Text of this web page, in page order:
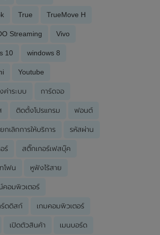
True TrueMove H
Streaming Vivo
10 windows 8
Youtube
ค่าระบบ การ์ดจอ
ติดตั้งโปรแกรม ฟอนต์
ยกเลิกการให้บริการ รหัสผ่าน
ร์ สติ๊กเกอร์เฟสบุ๊ค
โฟน หูฟังไร้สาย
อมพิวเตอร์
ร์ดดิสก์ เกมคอมพิวเตอร์
เปิดตัวสินค้า เมนบอร์ด